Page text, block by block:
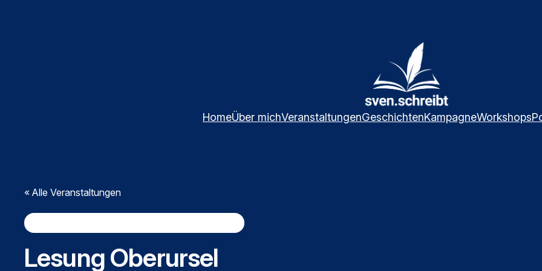
HomeÜber michVeranstaltungenGeschichtenKampagneWorkshops
« Alle Veranstaltungen
Lesung Oberursel